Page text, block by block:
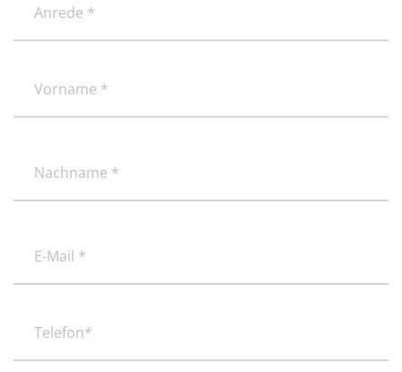
Mail
(erforderlich)